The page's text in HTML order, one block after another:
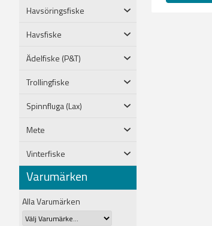
Havsöringsfiske
Havsfiske
Ädelfiske (P&T)
Trollingfiske
Spinnfluga (Lax)
Mete
Vinterfiske
Varumärken
Alla Varumärken